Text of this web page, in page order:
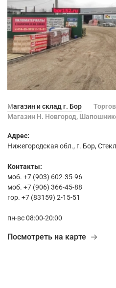
Магазин и склад г. Бор
Магазин Н. Новгород,
Адрес:
Нижегородская обл., г. Бор,
Контакты:
моб. +7 (903) 602-35-96
моб. +7 (906) 366-45-88
гор. +7 (83159) 2-15-51
пн-вс 08:00-20:00
Посмотреть на карте